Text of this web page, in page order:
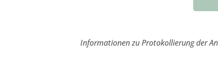
Informationen zu Protokollierung der